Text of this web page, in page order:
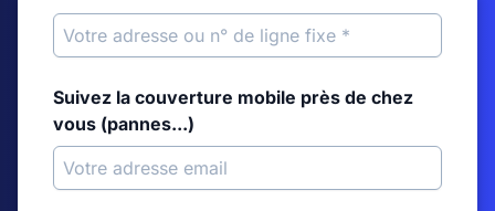
Suivez la couverture mobile près de chez
vous (pannes...)